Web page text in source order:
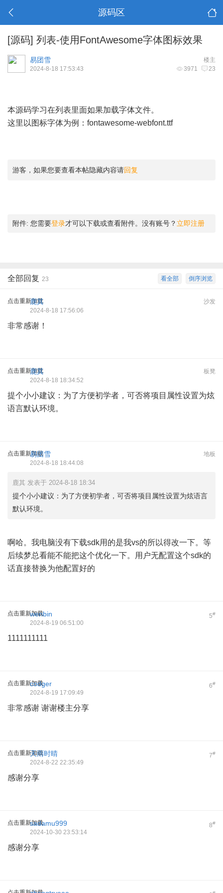
源码区
[源码] 列表-使用FontAwesome字体图标效果
楼主
易团雪
3971 23
2024-8-18 17:53:43
本源码学习在列表里面如果加载字体文件。
这里以图标字体为例：fontawesome-webfont.ttf
游客，如果您要查看本帖隐藏内容请回复
附件: 您需要登录才可以下载或查看附件。没有账号？ 立即注册
倒序浏览
看全部
全部回复 23
点击重新加载 沙发
鹿其
2024-8-18 17:56:06
非常感谢！
点击重新加载 板凳
鹿其
2024-8-18 18:34:52
提个小小建议：为了方便初学者，可否将项目属性设置为炫
语言默认环境。
点击重新加载 地板
易团雪
2024-8-18 18:44:08
鹿其 发表于 2024-8-18 18:34
提个小小建议：为了方便初学者，可否将项目属性设置为炫语言
默认环境。
啊哈。我电脑没有下载sdk用的是我vs的所以得改一下。等
后续梦总看能不能把这个优化一下。用户无配置这个sdk的
话直接替换为他配置好的
点击重新加载 5#
wenbin
2024-8-19 06:51:00
1111111111
点击重新加载 6#
codger
2024-8-19 17:09:49
非常感谢 谢谢楼主分享
点击重新加载 7#
天雨时晴
2024-8-22 22:35:49
感谢分享
点击重新加载 8#
sadamu999
2024-10-30 23:53:14
感谢分享